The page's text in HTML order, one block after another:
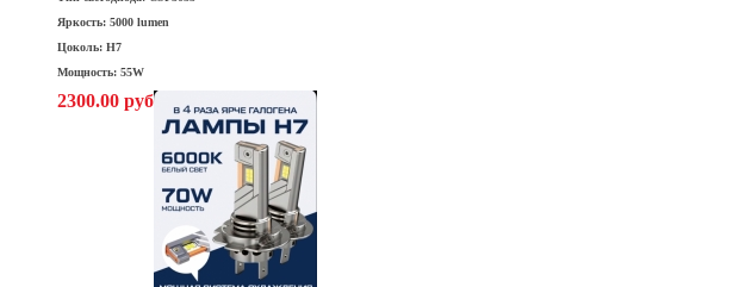
Яркость: 5000 lumen
Цоколь: H7
Мощность: 55W
2300.00 руб